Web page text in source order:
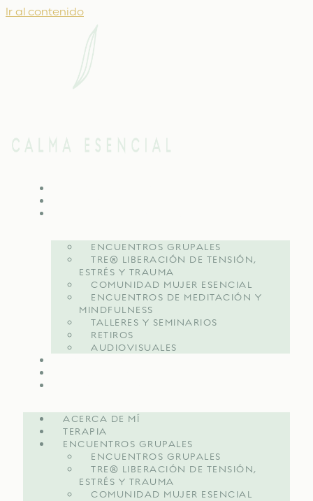
Ir al contenido
ENCUENTROS GRUPALES
TRE® LIBERACIÓN DE TENSIÓN,
ESTRÉS Y TRAUMA
COMUNIDAD MUJER ESENCIAL
ENCUENTROS DE MEDITACIÓN Y
MINDFULNESS
TALLERES Y SEMINARIOS
RETIROS
AUDIOVISUALES
ACERCA DE MÍ
TERAPIA
ENCUENTROS GRUPALES
ENCUENTROS GRUPALES
TRE® LIBERACIÓN DE TENSIÓN,
ESTRÉS Y TRAUMA
COMUNIDAD MUJER ESENCIAL